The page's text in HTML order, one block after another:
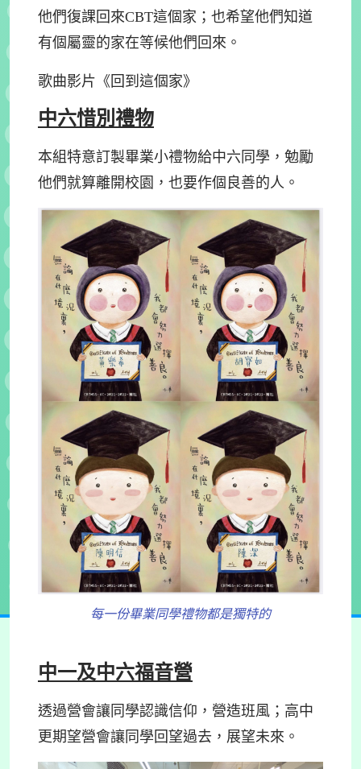
他們復課回來CBT這個家；也希望他們知道
有個屬靈的家在等候他們回來。
歌曲影片《回到這個家》
中六惜別禮物
本組特意訂製畢業小禮物給中六同學，勉勵
他們就算離開校園，也要作個良善的人。
每一份畢業同學禮物都是獨特的
中一及中六福音營
透過營會讓同學認識信仰，營造班風；高中
更期望營會讓同學回望過去，展望未來。